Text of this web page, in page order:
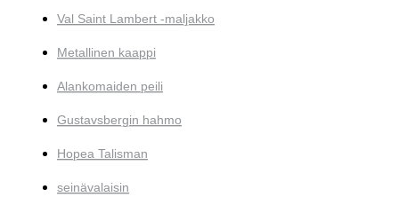
Val Saint Lambert -maljakko
Metallinen kaappi
Alankomaiden peili
Gustavsbergin hahmo
Hopea Talisman
seinävalaisin